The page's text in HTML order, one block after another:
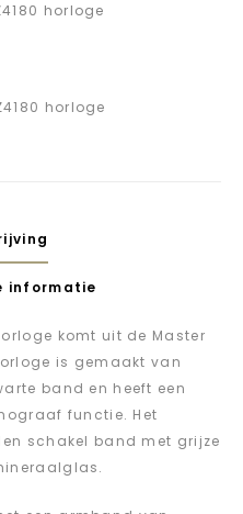
horloge
horloge
informatie
komt uit de Master
is gemaakt van
band en heeft een
functie. Het
schakel band met grijze